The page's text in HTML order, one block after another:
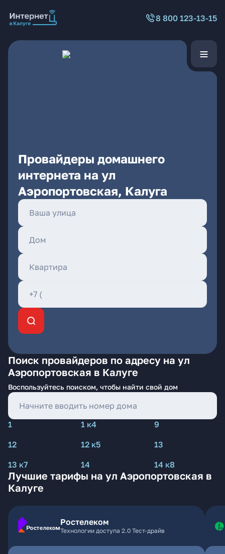
8 800 123-13-15
Провайдеры домашнего
интернета на ул
Аэропортовская, Калуга
Поиск провайдеров по адресу на ул
Аэропортовская в Калуге
Воспользуйтесь поиском, чтобы найти свой дом
1 1 к4
9
12
12 к5
13
13 к7
14 14 к8
Лучшие тарифы на ул Аэропортовская в
Калуге
Ростелеком
Технологии доступа 2.0 Тест-драйв